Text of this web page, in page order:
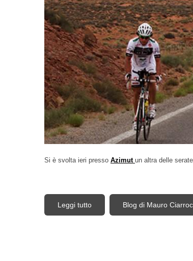
Si è svolta ieri presso Azimut un altra delle
Leggi tutto su Un grazie all'amico senza
Blog di Mauro